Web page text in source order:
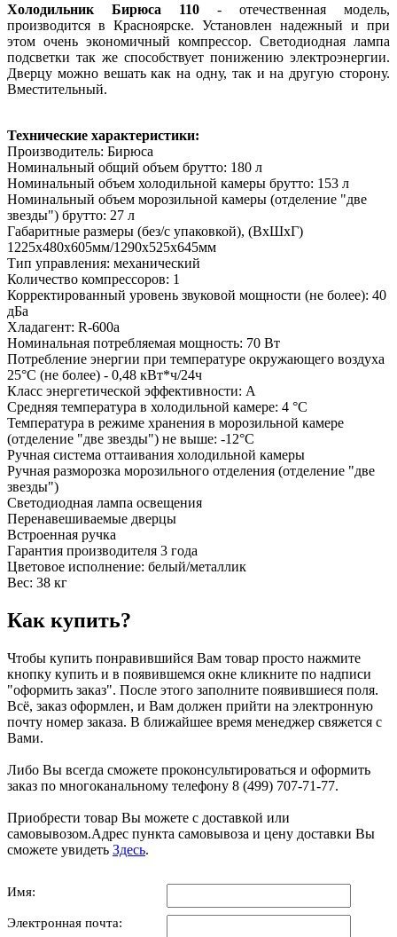
Холодильник Бирюса 110 - отечественная модель,
производится в Красноярске. Установлен надежный и при
этом очень экономичный компрессор. Светодиодная лампа
подсветки так же способствует понижению электроэнергии.
Дверцу можно вешать как на одну, так и на другую сторону.
Вместительный.
Технические характеристики:
Производитель: Бирюса
Номинальный общий объем брутто: 180 л
Номинальный объем холодильной камеры брутто: 153 л
Номинальный объем морозильной камеры (отделение "две
звезды") брутто: 27 л
Габаритные размеры (без/с упаковкой), (ВхШхГ)
1225х480х605мм/1290х525х645мм
Тип управления: механический
Количество компрессоров: 1
Корректированный уровень звуковой мощности (не более): 40
дБа
Хладагент: R-600a
Номинальная потребляемая мощность: 70 Вт
Потребление энергии при температуре окружающего воздуха
25°C (не более) - 0,48 кВт*ч/24ч
Класс энергетической эффективности: A
Средняя температура в холодильной камере: 4 °C
Температура в режиме хранения в морозильной камере
(отделение "две звезды") не выше: -12°C
Ручная система оттаивания холодильной камеры
Ручная разморозка морозильного отделения (отделение "две
звезды")
Светодиодная лампа освещения
Перенавешиваемые дверцы
Встроенная ручка
Гарантия производителя 3 года
Цветовое исполнение: белый/металлик
Вес: 38 кг
Как купить?
Чтобы купить понравившийся Вам товар просто нажмите
кнопку купить и в появившемся окне кликните по надписи
"оформить заказ". После этого заполните появившиеся поля.
Всё, заказ оформлен, и Вам должен прийти на электронную
почту номер заказа. В ближайшее время менеджер свяжется с
Вами.
Либо Вы всегда сможете проконсультироваться и оформить
заказ по многоканальному телефону 8 (499) 707-71-77.
Приобрести товар Вы можете с доставкой или
самовывозом.Адрес пункта самовывоза и цену доставки Вы
сможете увидеть Здесь.
Имя:
Электронная почта: